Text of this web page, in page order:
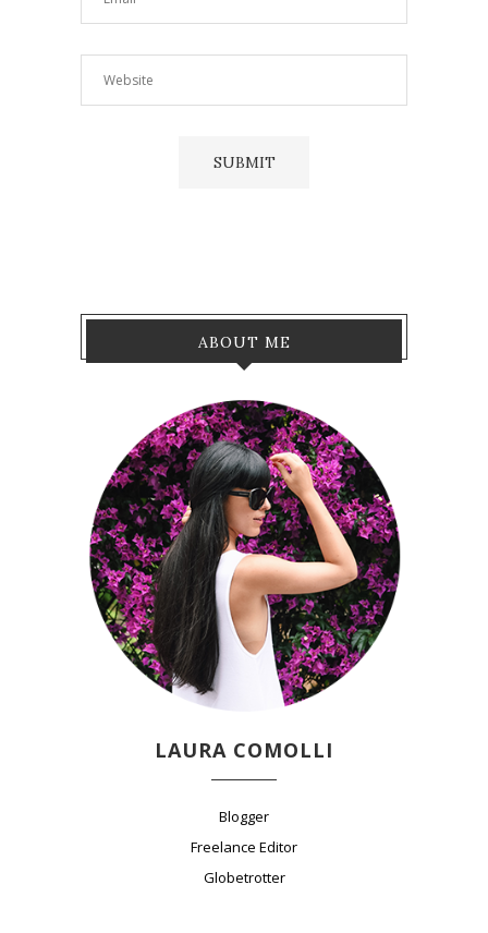
ABOUT ME
LAURA COMOLLI
Blogger
Freelance Editor
Globetrotter